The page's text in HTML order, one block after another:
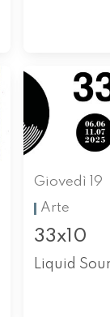
Giovedì 19
Arte
33x10
Liquid